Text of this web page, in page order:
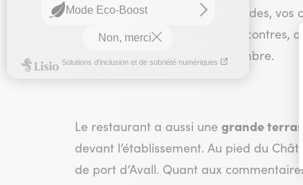
spécialités catalanes ou parillades, vos
saveurs. Une mosaïque de rencontres,
modération, même le 31 décembre.
Le restaurant a aussi une grande
devant l’établissement. Au pied du
de port d’Avall. Quant aux